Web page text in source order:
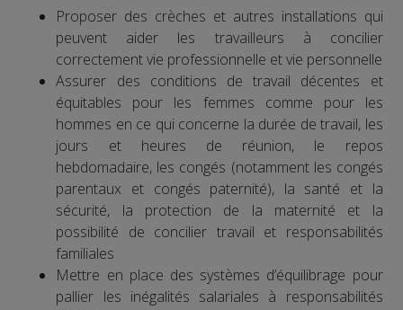
Proposer des crèches et autres installations qui
peuvent aider les travailleurs à concilier
correctement vie professionnelle et vie personnelle
Assurer des conditions de travail décentes et
équitables pour les femmes comme pour les
hommes en ce qui concerne la durée de travail, les
jours et heures de réunion, le repos
hebdomadaire, les congés (notamment les congés
parentaux et congés paternité), la santé et la
sécurité, la protection de la maternité et la
possibilité de concilier travail et responsabilités
familiales
Mettre en place des systèmes d’équilibrage pour
pallier les inégalités salariales à responsabilités